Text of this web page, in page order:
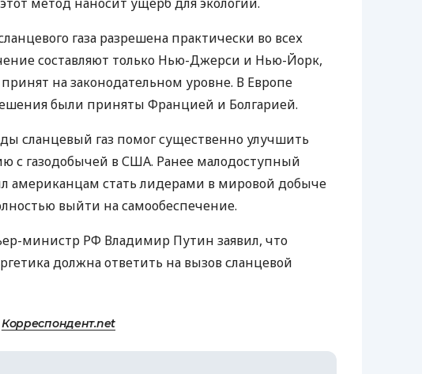
газа разрешена практически во всех
составляют только Нью-Джерси и Нью-Йорк,
на законодательном уровне. В Европе
были приняты Францией и Болгарией.
сланцевый газ помог существенно улучшить
с газодобычей в США. Ранее малодоступный
американцам стать лидерами в мировой добыче
выйти на самообеспечение.
министр РФ Владимир Путин заявил, что
должна ответить на вызов сланцевой
Корреспондент.net